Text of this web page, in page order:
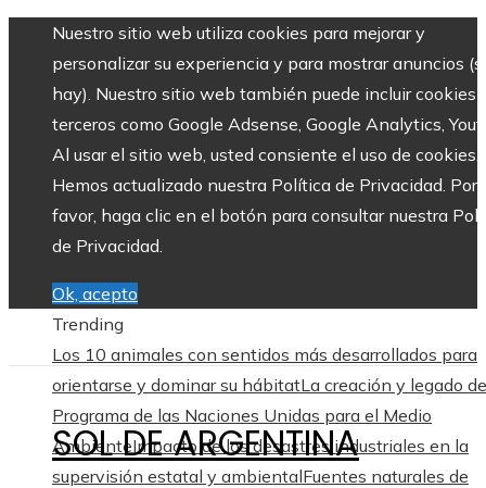
Nuestro sitio web utiliza cookies para mejorar y
personalizar su experiencia y para mostrar anuncios
hay). Nuestro sitio web también puede incluir cookies
terceros como Google Adsense, Google Analytics,
Al usar el sitio web, usted consiente el uso de cookies.
Hemos actualizado nuestra Política de Privacidad. Por
favor, haga clic en el botón para consultar nuestra
de Privacidad.
Ok, acepto
Trending
Los 10 animales con sentidos más desarrollados para
orientarse y dominar su hábitatLa creación y legado
Programa de las Naciones Unidas para el Medio
AmbienteImpacto de los desastres industriales en la
supervisión estatal y ambientalFuentes naturales de
SOL DE ARGENTINA